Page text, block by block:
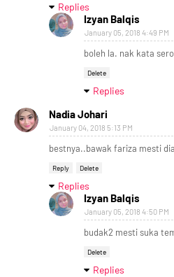
Replies
Izyan Balqis
January 05, 2018 4:49 PM
boleh la. nak kata
Delete
Replies
Nadia Johari
January 04, 2018 5:13 PM
bestnya..bawak fariza mesti
Reply Delete
Replies
Izyan Balqis
January 05, 2018 4:50 PM
budak2 mesti suka
Delete
Replies